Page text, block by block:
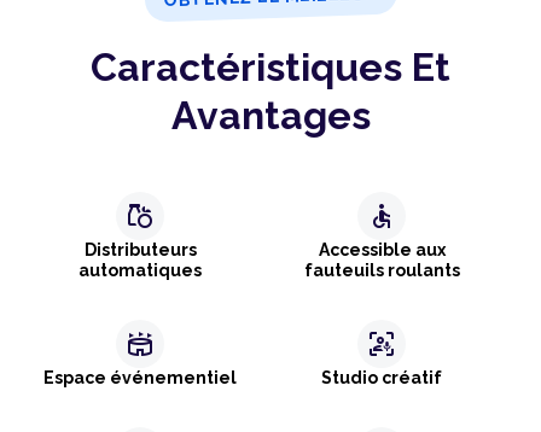
Caractéristiques Et
Avantages
grocery
Distributeurs
automatiques
accessible
Accessible aux
fauteuils roulants
stadium
Espace événementiel
frame_person_mic
Studio créatif